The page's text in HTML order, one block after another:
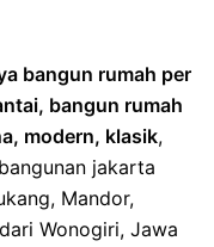
bangun rumah per
bangun rumah
modern, klasik,
jakarta
Mandor,
Wonogiri, Jawa